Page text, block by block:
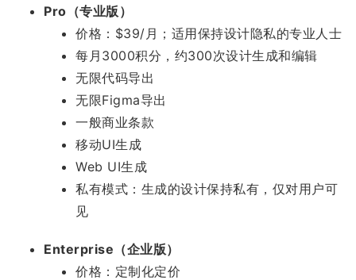
Pro（专业版）
价格：$39/月；适用保持设计隐私的专业人士
每月3000积分，约300次设计生成和编辑
无限代码导出
无限Figma导出
一般商业条款
移动UI生成
Web UI生成
私有模式：生成的设计保持私有，仅对用户可
见
Enterprise（企业版）
价格：定制化定价